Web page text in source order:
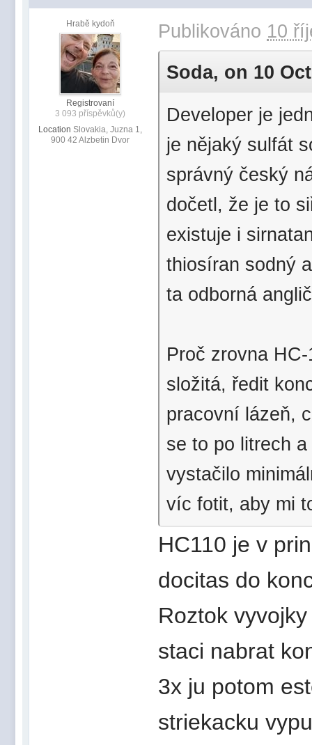
Hrabě kydoň
Registrovaní
3 093 příspěvků(y)
Location Slovakia, Juzna 1,
900 42 Alzbetin Dvor
Publikováno 10
Soda, on 10
Developer je
je nějaký sulfát
správný český
dočetl, že je to
existuje i
thiosíran sodný
ta odborná
Proč zrovna
složitá, ředit
pracovní lázeň,
se to po litrech
vystačilo
víc fotit, aby mi
HC110 je v
docitas do
Roztok
staci nabrat
3x ju potom
striekacku